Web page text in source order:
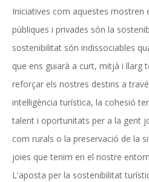
Iniciatives com aquestes
públiques i privades són la
sostenibilitat són indissociables
que ens guiarà a curt, mitjà i llarg
reforçar els nostres destins a
intel·ligència turística, la cohesió
talent i oportunitats per a la gent
com rurals o la preservació de la
joies que tenim en el nostre
L'aposta per la sostenibilitat